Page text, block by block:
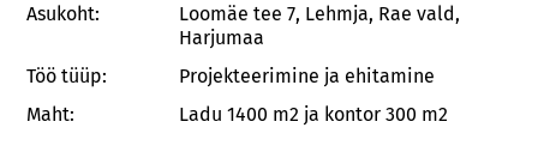
Asukoht:
Loomäe tee 7, Lehmja, Rae vald,
Harjumaa
Töö tüüp:
Projekteerimine ja ehitamine
Maht:
Ladu 1400 m2 ja kontor 300 m2